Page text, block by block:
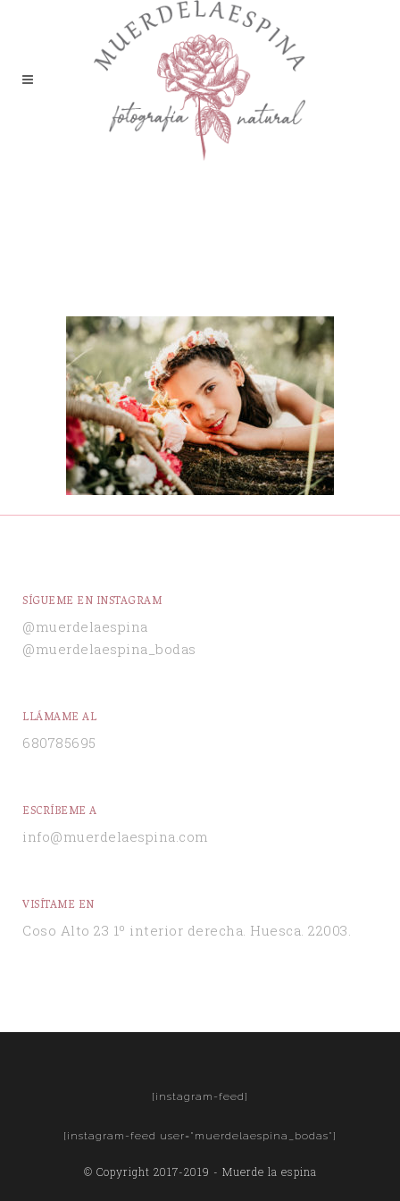
SÍGUEME EN INSTAGRAM
@muerdelaespina
@muerdelaespina_bodas
LLÁMAME AL
680785695
ESCRÍBEME A
info@muerdelaespina.com
VISÍTAME EN
Coso Alto 23 1º interior derecha. Huesca. 22003.
[instagram-feed]
[instagram-feed user="muerdelaespina_bodas"]
© Copyright 2017-2019 - Muerde la espina